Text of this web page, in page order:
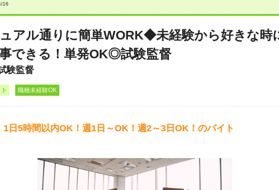
/16
アル通りに簡単WORK◆未経験から好きな時
できる！単発OK◎試験監督
験監督
職種未経験OK
1日5時間以内OK！週1日～OK！週2～3日OK！のバイト